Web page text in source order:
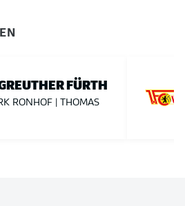
FÜRTH
RONHOF | THOMAS